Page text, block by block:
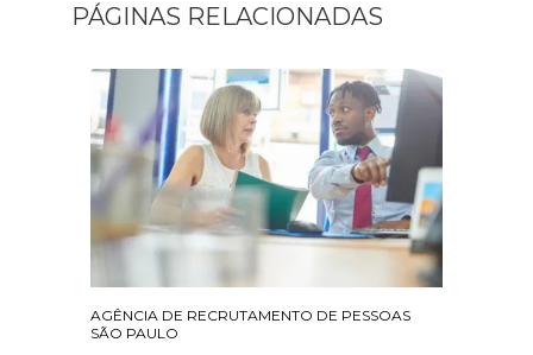
PÁGINAS RELACIONADAS
AGÊNCIA DE RECRUTAMENTO DE PESSOAS
SÃO PAULO